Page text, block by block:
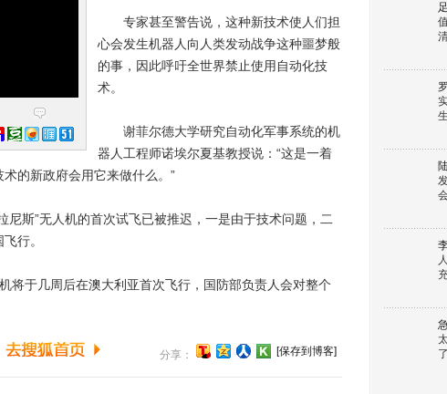
专家甚至警告说，这种新技术使人们担
心会发生机器人向人类发动战争这种噩梦般
的事，因此呼吁全世界禁止使用自动化技
术。
谢菲尔德大学研究自动化军事系统的机
器人工程师诺埃尔夏基教授说：“这是一着
的新政府会用它来做什么。”
斯”无人机的首次试飞已被推迟，一是由于技术问题，二
行。
于几周后在澳大利亚首次飞行，国防部负责人会对整个
分享： [保存到博客]